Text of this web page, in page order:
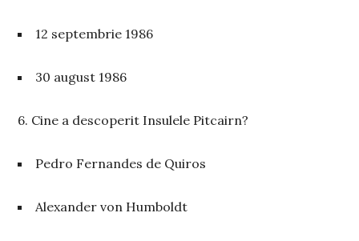
12 septembrie 1986
30 august 1986
6. Cine a descoperit Insulele Pitcairn?
Pedro Fernandes de Quiros
Alexander von Humboldt